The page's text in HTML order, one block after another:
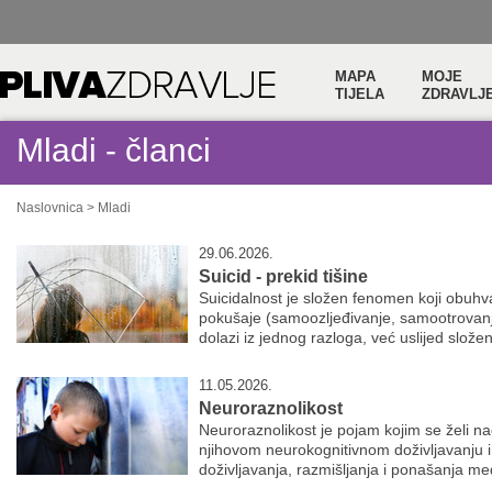
MAPA
TIJELA
MOJE
Mladi - članci
Naslovnica > Mladi
29.06.2026.
Suicid - prekid tišine
Suicidalnost je složen fenomen koji
pokušaje (samoozljeđivanje,
dolazi iz jednog razloga, već uslijed
11.05.2026.
Neuroraznolikost
Neuroraznolikost je pojam kojim se želi
njihovom neurokognitivnom doživljavanju
doživljavanja, razmišljanja i ponašanja